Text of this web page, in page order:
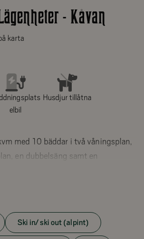
- Kåvan
karta
elbil
Husdjur tillåtna
med 10 bäddar i två våningsplan,
en dubbelsäng samt en
– ca 100 m till Parkliften vid
Ski in/ ski out (alpint)